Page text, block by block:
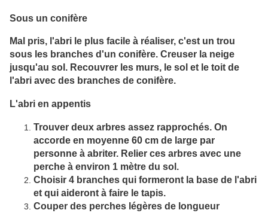
Sous un conifère
Mal pris, l'abri le plus facile à réaliser, c'est un trou
sous les branches d'un conifère. Creuser la neige
jusqu'au sol. Recouvrer les murs, le sol et le toit de
l'abri avec des branches de conifère.
L'abri en appentis
Trouver deux arbres assez rapprochés. On
accorde en moyenne 60 cm de large par
personne à abriter. Relier ces arbres avec une
perche à environ 1 mètre du sol.
Choisir 4 branches qui formeront la base de l'abri
et qui aideront à faire le tapis.
Couper des perches légères de longueur